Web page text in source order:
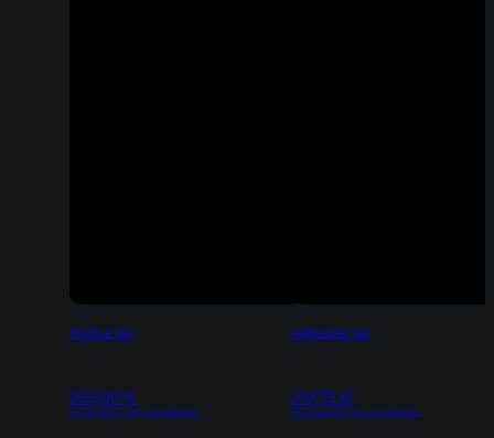
Fondue Set
259,90 €
Inkl. 19% MwSt | zzgl. Versandkosten
Kaffeetafel Set
219,75 €
Inkl. 19% MwSt | zzgl. Versandkosten